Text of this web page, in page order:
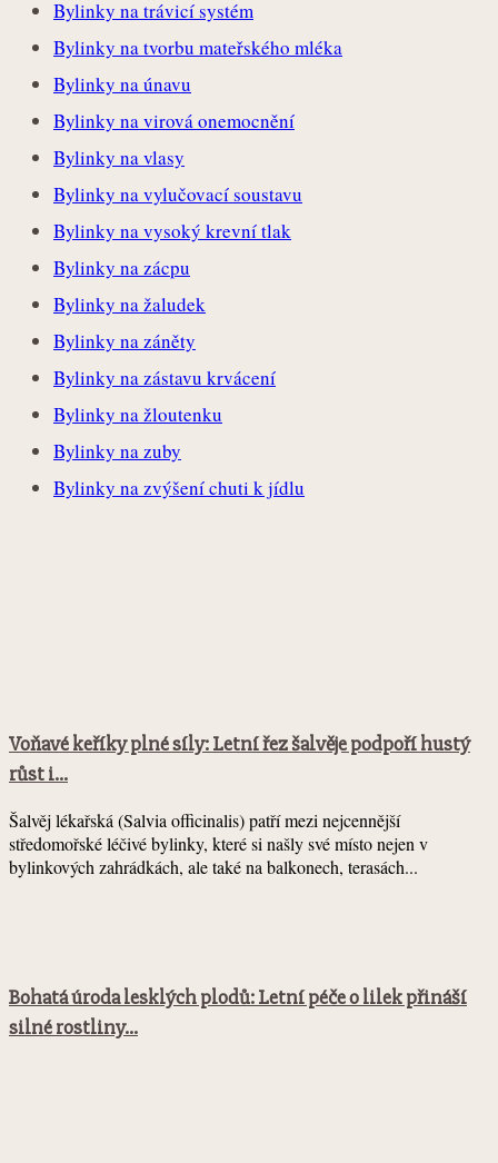
Bylinky na trávicí systém
Bylinky na tvorbu mateřského mléka
Bylinky na únavu
Bylinky na virová onemocnění
Bylinky na vlasy
Bylinky na vylučovací soustavu
Bylinky na vysoký krevní tlak
Bylinky na zácpu
Bylinky na žaludek
Bylinky na záněty
Bylinky na zástavu krvácení
Bylinky na žloutenku
Bylinky na zuby
Bylinky na zvýšení chuti k jídlu
Voňavé keříky plné síly: Letní řez šalvěje podpoří hustý
růst i...
Šalvěj lékařská (Salvia officinalis) patří mezi nejcennější
středomořské léčivé bylinky, které si našly své místo nejen v
bylinkových zahrádkách, ale také na balkonech, terasách...
Bohatá úroda lesklých plodů: Letní péče o lilek přináší
silné rostliny...